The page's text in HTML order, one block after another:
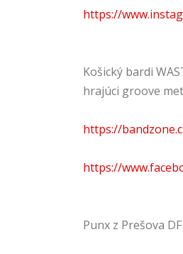
https://
Košický bardi
hrajúci groove
https://
https://
Punx z Prešova DF